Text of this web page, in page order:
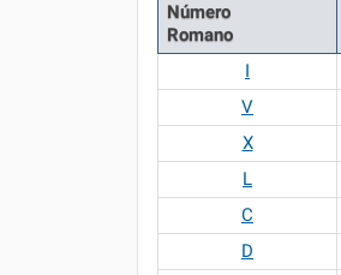
Número
Romano
I
V
X
L
C
D